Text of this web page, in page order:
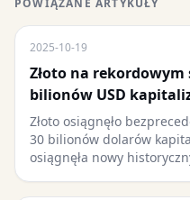
POWIĄZANE ARTYKUŁY
2025-10-19
Złoto na rekordowym
bilionów USD
Złoto osiągnęło
30 bilionów dolarów
osiągnęła nowy